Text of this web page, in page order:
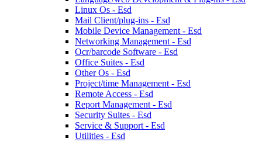
Linux Os - Esd
Mail Client/plug-ins - Esd
Mobile Device Management - Esd
Networking Management - Esd
Ocr/barcode Software - Esd
Office Suites - Esd
Other Os - Esd
Project/time Management - Esd
Remote Access - Esd
Report Management - Esd
Security Suites - Esd
Service & Support - Esd
Utilities - Esd